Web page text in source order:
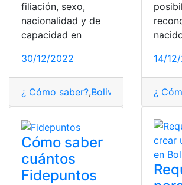
filiación, sexo,
nacionalidad y de
capacidad en
30/12/2022
¿ Cómo saber?,Bolivia Estado Civil
14/
¿
Cómo saber
cuántos
Fidepuntos